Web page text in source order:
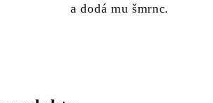
a dodá mu šmrnc.